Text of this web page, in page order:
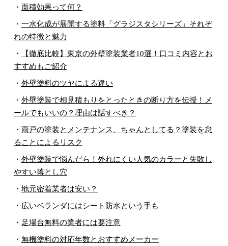
・ 面積効果って何？
・ 一水化成が展開する塗料「グラジスタシリーズ」それぞ
れの特徴と魅力
・
【徹底比較】東京の外壁塗装業者10選！口コミ内容とお
すすめもご紹介
・ 外壁塗料のツヤによる違い
・ 外壁塗装で相見積もりをとったときの断り方を伝授！メ
ールでもいいの？理由は話すべき？
・ 雨戸の塗装とメンテナンス、ちゃんとしてる？塗装を怠
ることによるリスク
・ 外壁塗装で悩んだら！外れにくい人気のカラーと失敗し
やすい落とし穴
・ 地元密着業者は安い？
・ 広いベランダにはシート防水という手も
・ 足場台無料の業者には要注意
・ 無機塗料の対応年数とおすすめメーカー